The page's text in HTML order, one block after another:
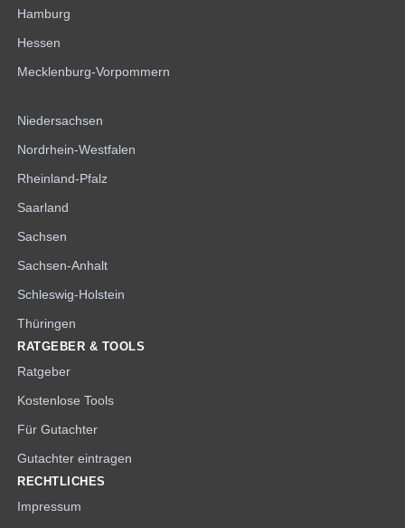
Hamburg
Hessen
Mecklenburg-Vorpommern
Niedersachsen
Nordrhein-Westfalen
Rheinland-Pfalz
Saarland
Sachsen
Sachsen-Anhalt
Schleswig-Holstein
Thüringen
RATGEBER & TOOLS
Ratgeber
Kostenlose Tools
Für Gutachter
Gutachter eintragen
RECHTLICHES
Impressum